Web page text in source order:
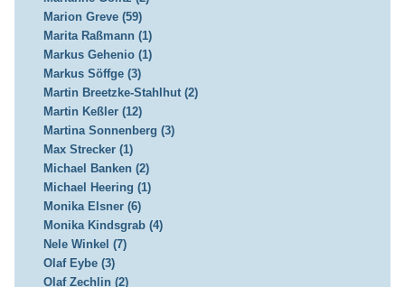
Marion Greve (59)
Marita Raßmann (1)
Markus Gehenio (1)
Markus Söffge (3)
Martin Breetzke-Stahlhut (2)
Martin Keßler (12)
Martina Sonnenberg (3)
Max Strecker (1)
Michael Banken (2)
Michael Heering (1)
Monika Elsner (6)
Monika Kindsgrab (4)
Nele Winkel (7)
Olaf Eybe (3)
Olaf Zechlin (2)